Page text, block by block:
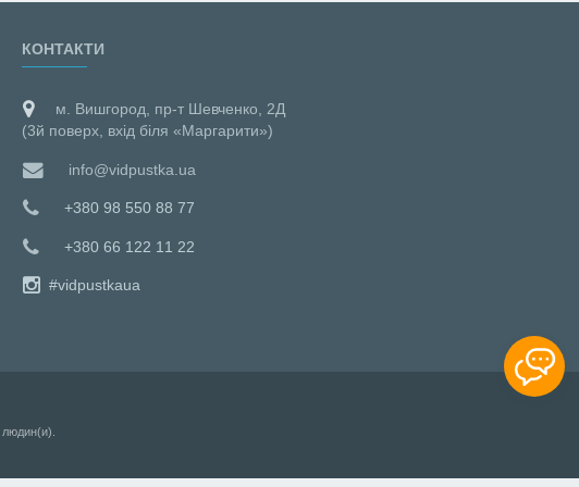
КОНТАКТИ
м. Вишгород, пр-т Шевченко, 2Д
(3й поверх, вхід біля «Маргарити»)
info@vidpustka.ua
+380 98 550 88 77
+380 66 122 11 22
#vidpustkaua
людин(и).